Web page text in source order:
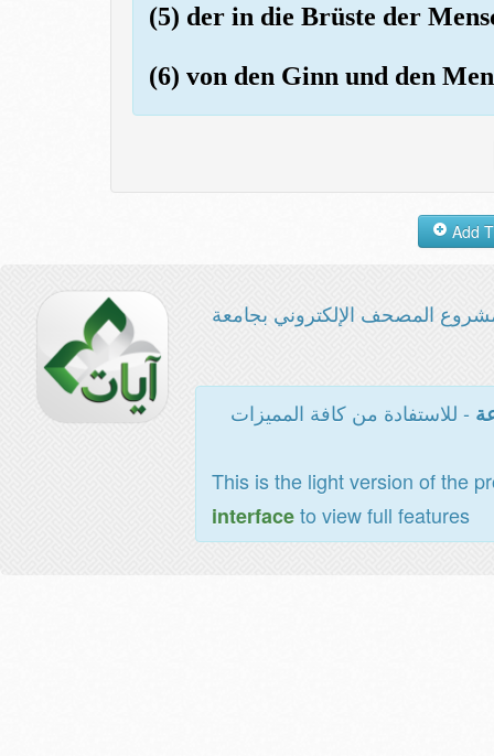
(5) der in die Brüste der
(6) von den Ginn und den
المصحف الإلكتروني بجامعة
- للاستفادة من كافة المميزات
This is the light version of the
interfaceto view full features